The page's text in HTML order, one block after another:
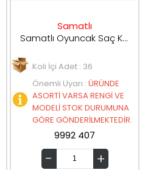
Samatlı
Samatlı Oyuncak Saç Kurutma Oyun Seti HJ625
Koli İçi Adet : 36
Önemli Uyarı : ÜRÜNDE
ASORTİ VARSA RENGİ VE
MODELİ STOK DURUMUNA
GÖRE GÖNDERİLMEKTEDİR.
9992 407